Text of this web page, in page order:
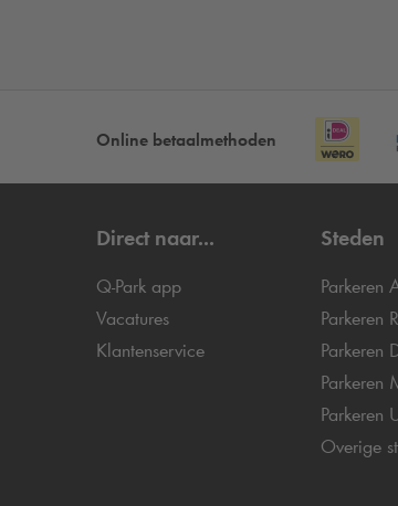
Online betaalmethoden
Direct naar...
Q-Park app
Vacatures
Klantenservice
Steden
Parkeren
Parkeren
Parkeren
Parkeren
Parkeren
Overige